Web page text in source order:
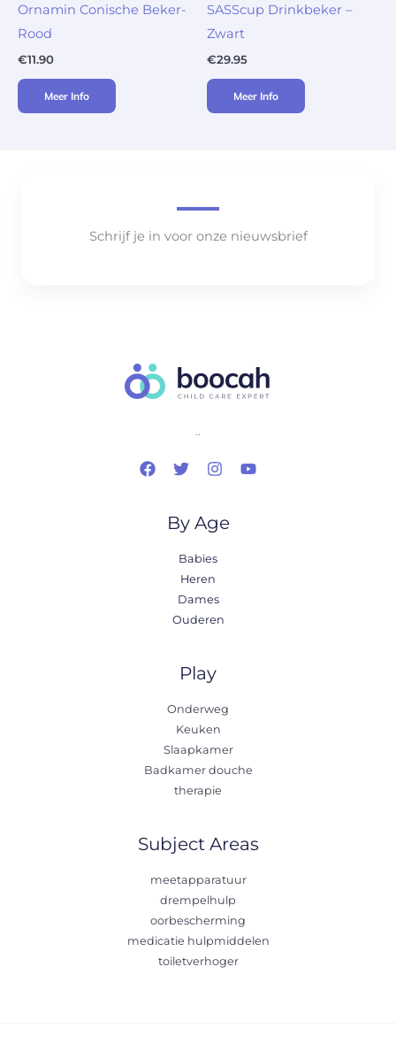
Ornamin Conische Beker-
Rood
€11.90
Meer Info
SASScup Drinkbeker –
Zwart
€29.95
Meer Info
Schrijf je in voor onze nieuwsbrief
..
By Age
Babies
Heren
Dames
Ouderen
Play
Onderweg
Keuken
Slaapkamer
Badkamer douche
therapie
Subject Areas
meetapparatuur
drempelhulp
oorbescherming
medicatie hulpmiddelen
toiletverhoger